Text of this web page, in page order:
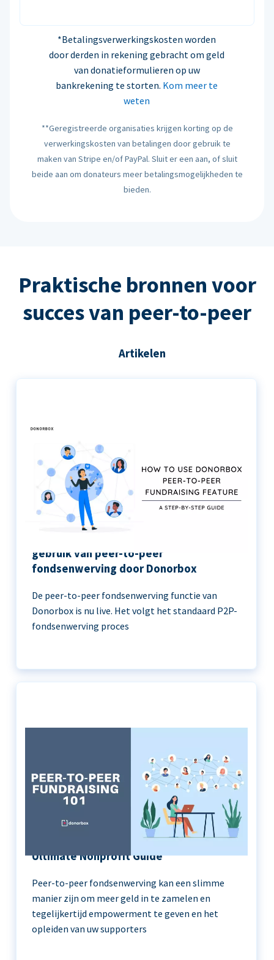
*Betalingsverwerkingskosten worden
door derden in rekening gebracht om geld
van donatieformulieren op uw
bankrekening te storten. Kom meer te
weten
**Geregistreerde organisaties krijgen korting op de
verwerkingskosten van betalingen door gebruik te
maken van Stripe en/of PayPal. Sluit er een aan, of sluit
beide aan om donateurs meer betalingsmogelijkheden te
bieden.
Praktische bronnen voor
succes van peer-to-peer
Artikelen
gebruik van peer-to-peer
fondsenwerving door Donorbox
De peer-to-peer fondsenwerving functie van
Donorbox is nu live. Het volgt het standaard P2P-
fondsenwerving proces
Peer-to-Peer Fundraising 101 | The
Ultimate Nonprofit Guide
Peer-to-peer fondsenwerving kan een slimme
manier zijn om meer geld in te zamelen en
tegelijkertijd empowerment te geven en het
opleiden van uw supporters